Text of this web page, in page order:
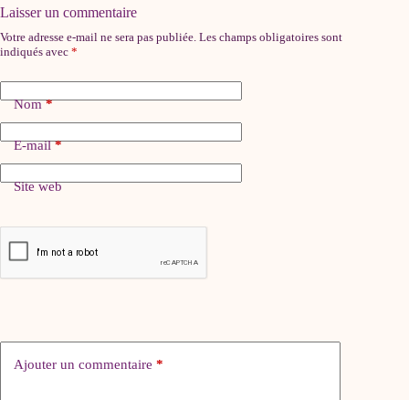
Laisser un commentaire
Votre adresse e-mail ne sera pas publiée. Les champs obligatoires sont
indiqués avec *
Nom*
E-mail*
Site web
Ajouter un commentaire *